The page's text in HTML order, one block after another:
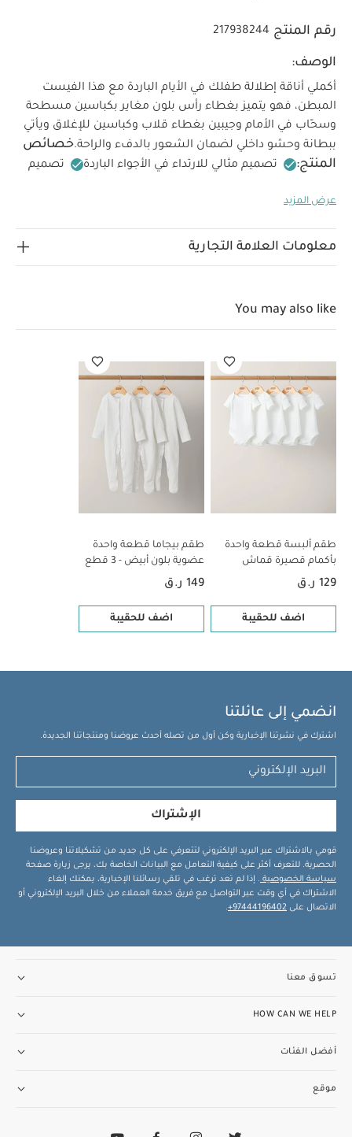
رقم المنتج 217938244
الوصف:
أكملي أناقة إطلالة طفلك في الأيام الباردة مع هذا الفيست
المبطن، فهو يتميز بغطاء رأس بلون مغاير بكباسين مسطحة
وسحّاب في الأمام وجيبين بغطاء قلاب وكباسين للإغلاق ويأتي
ببطانة وحشو داخلي لضمان الشعور بالدفء والراحة.خصائص
المنتج:
تصميم مثالي للارتداء في الأجواء الباردة
تصميم
وتحذيرات:
بوليسترتعليمات العناية/الإرشادات:
حرارة 40 درجة مئوية
ممنوع استخدام المبيضات
تجفيف
ممنوع التنظيف الجاف
على الجانب الداخلي
واحدة عضوية بلون أبيض - 3 قطع
عرض المزيد
معلومات العلامة التجارية
You may also like
طقم ألبسة قطعة واحدة
بأكمام قصيرة قماش
عضوي بلون أبيض - 5 قطع
129 ر.ق
اضف للحقيبة
طقم بيجاما قطعة واحدة
عضوية بلون أبيض - 3 قطع
149 ر.ق
اضف للحقيبة
انضمي إلى عائلتنا
اشترك في نشرتنا الإخبارية وكن أول من تصله أحدث عروضنا ومنتجاتنا الجديدة.
الإشتراك
قومي بالاشتراك عبر البريد الإلكتروني لتتعرفي على كل جديد من تشكيلاتنا وعروضنا
الحصرية. للتعرف أكثر على كيفية التعامل مع البيانات الخاصة بك، يرجى زيارة صفحة
سياسة الخصوصية . إذا لم تعد ترغب في تلقي رسائلنا الإخبارية، يمكنك إلغاء
الاشتراك في أي وقت عبر التواصل مع فريق خدمة العملاء من خلال البريد الإلكتروني أو
الاتصال على 97444196402+
.
تسوق معنا
HOW CAN WE HELP
أفضل الفئات
موقع